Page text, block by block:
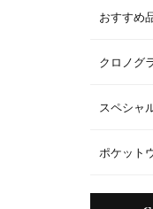
おすすめ
クロノグ
スペシャ
ポケット